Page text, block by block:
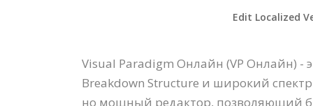
Edit Localized
Visual Paradigm Онлайн (VP Онлайн)
Breakdown Structure и широкий
но мощный редактор, позволяющий